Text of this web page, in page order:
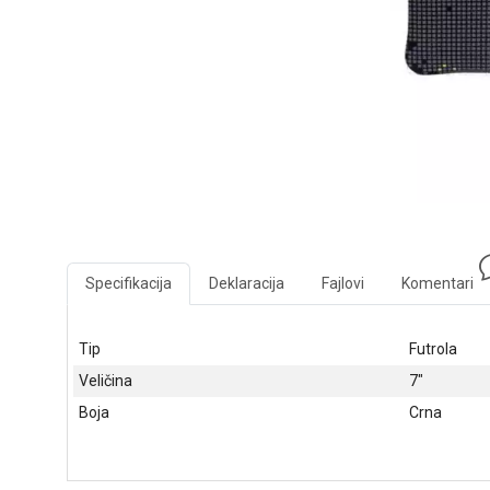
Specifikacija Deklaracija Fajlovi Komentari
Tip
Futrola
Veličina
7"
Boja
Crna